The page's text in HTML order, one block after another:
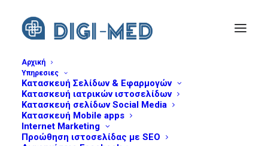
Αρχική
Υπηρεσιες
Κατασκευή Σελίδων & Εφαρμογών
Κατασκευή ιατρικών ιστοσελίδων
Κατασκευή σελίδων Social Media
Κατασκευή Mobile apps
Internet Marketing
Προώθηση ιστοσελίδας με SEO
ti-mporei-na-petyxei-ena-iatriko-site
Home Web Design
Τι μπορεί να επιτύχει ένα ιατρικό site;
ti-mporei-na-petyxei-ena-iatriko-site